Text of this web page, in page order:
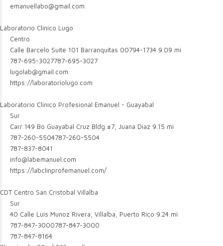
emanuellabo@gmail.com
Laboratorio Clinico Lugo
Centro
Calle Barcelo Suite 101 Barranquitas 00794-1734 9.09 mi
787-695-3027787-695-3027
lugolab@gmail.com
https://laboratoriolugo.com
Laboratorio Clinico Profesional Emanuel - Guayabal
Sur
Carr 149 Bo Guayabal Cruz Bldg #7, Juana Diaz 9.15 mi
787-260-5504787-260-5504
787-837-8041
info@labemanuel.com
https://labclinprofemanuel.com/
CDT Centro San Cristobal Villalba
Sur
40 Calle Luis Munoz Rivera, Villalba, Puerto Rico 9.24 mi
787-847-3000787-847-3000
787-847-8164